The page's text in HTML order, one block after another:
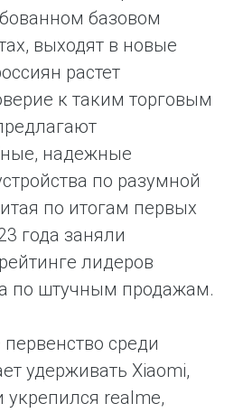
базовом
выходят в новые
растет
к таким торговым
надежные
по разумной
по итогам первых
года заняли
лидеров
по штучным продажам.
среди
удерживать Xiaomi,
укрепился realme,